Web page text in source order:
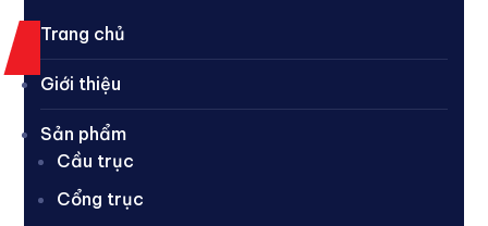
Trang chủ
Giới thiệu
Sản phẩm
Cầu trục
Cổng trục